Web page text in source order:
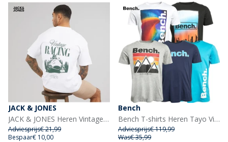
JACK & JONES
JACK & JONES Heren Vintage Racing T-shirt Bright White
Adviesprijs€ 21,99
Bespaar€ 10,00
Bench
Bench T-shirts Heren Tayo Vijf-pack Gemengd
Adviesprijs€ 119,99
Was€ 35,99